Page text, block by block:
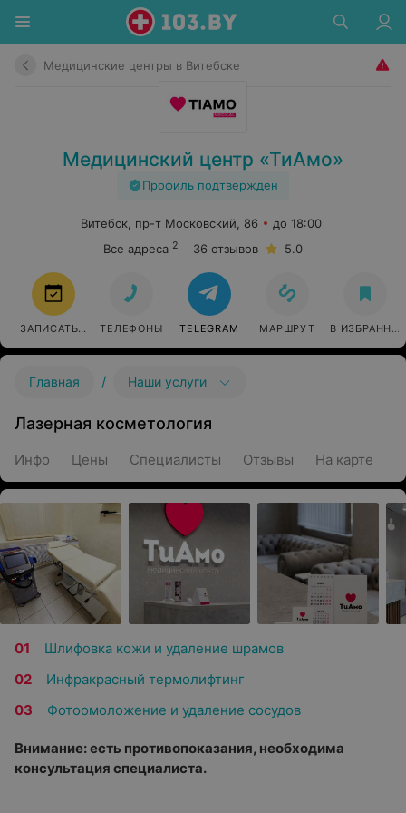
Медицинские центры в Витебске
Медицинский центр «ТиАмо»
Профиль подтвержден
Витебск, пр-т Московский, 86
до 18:00
Все адреса 2 36 отзывов 5.0
ЗАПИСАТЬСЯ ТЕЛЕФОНЫ TELEGRAM МАРШРУТ В ИЗБРАННОЕ
Главная / Наши услуги
Лазерная косметология
Инфо Цены Специалисты Отзывы На карте
Шлифовка кожи и удаление шрамов
Инфракрасный термолифтинг
Фотоомоложение и удаление сосудов
Внимание: есть противопоказания, необходима
консультация специалиста.